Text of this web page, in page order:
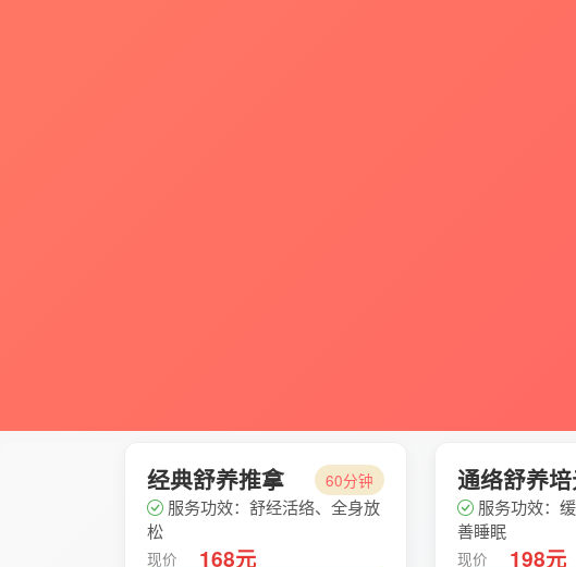
经典舒养推拿 60分钟
服务功效：舒经活络、全身放
松
现价 168元
通络舒养
服务功效：
善睡眠
现价 198元